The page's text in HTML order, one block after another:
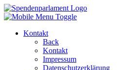
Kontakt
Back
Kontakt
Impressum
Datenschutzerklärung